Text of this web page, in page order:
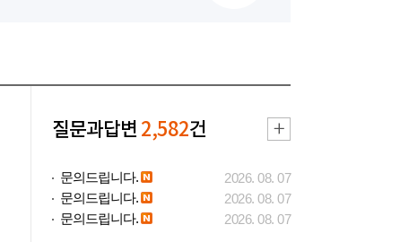
질문과답변 2,582건
문의드립니다.
2026. 08. 07
문의드립니다.
2026. 08. 07
문의드립니다.
2026. 08. 07